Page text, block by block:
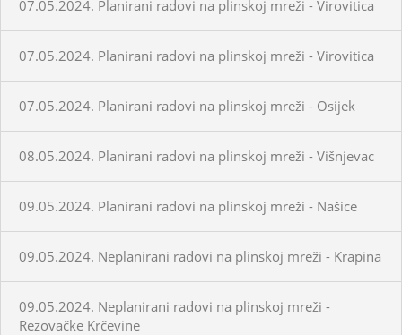
07.05.2024. Planirani radovi na plinskoj mreži - Virovitica
07.05.2024. Planirani radovi na plinskoj mreži - Virovitica
07.05.2024. Planirani radovi na plinskoj mreži - Osijek
08.05.2024. Planirani radovi na plinskoj mreži - Višnjevac
09.05.2024. Planirani radovi na plinskoj mreži - Našice
09.05.2024. Neplanirani radovi na plinskoj mreži - Krapina
09.05.2024. Neplanirani radovi na plinskoj mreži -
Rezovačke Krčevine